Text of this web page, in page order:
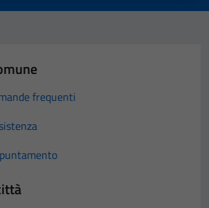
frequenti